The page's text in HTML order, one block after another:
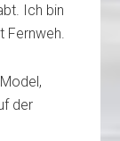
Ich bin
Fernweh.
der